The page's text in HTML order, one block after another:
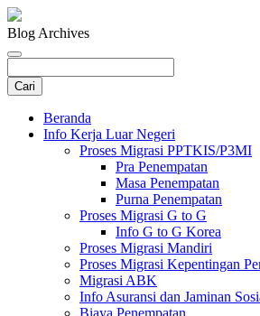
Blog Archives
Beranda
Info Kerja Luar Negeri
Proses Migrasi PPTKIS/P3MI
Pra Penempatan
Masa Penempatan
Purna Penempatan
Proses Migrasi G to G
Info G to G Korea
Proses Migrasi Mandiri
Proses Migrasi Kepentingan
Migrasi ABK
Info Asuransi dan Jaminan
Biaya Penempatan